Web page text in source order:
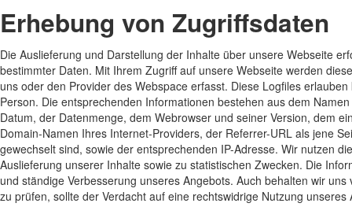
Erhebung von Zugriffsdaten
Die Auslieferung und Darstellung der Inhalte über unsere Webseite
bestimmter Daten. Mit Ihrem Zugriff auf unsere Webseite werden
uns oder den Provider des Webspace erfasst. Diese Logfiles
Person. Die entsprechenden Informationen bestehen aus dem
Datum, der Datenmenge, dem Webrowser und seiner Version, dem
Domain-Namen Ihres Internet-Providers, der Referrer-URL als jene
gewechselt sind, sowie der entsprechenden IP-Adresse. Wir nutzen
Auslieferung unserer Inhalte sowie zu statistischen Zwecken. Die
und ständige Verbesserung unseres Angebots. Auch behalten wir
zu prüfen, sollte der Verdacht auf eine rechtswidrige Nutzung unseres